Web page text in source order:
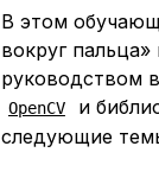
В этом
вокруг
руководством
OpenCV и
следующие